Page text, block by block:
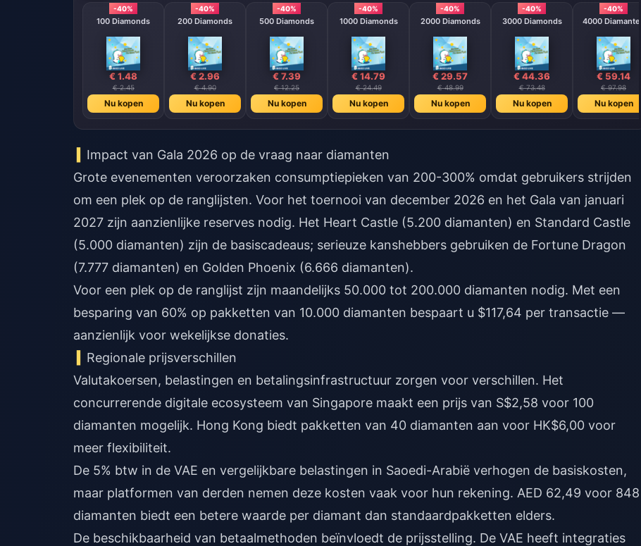
-40%
100 Diamonds
€ 1.48
€ 2.45
Nu kopen
-40%
200 Diamonds
€ 2.96
€ 4.90
Nu kopen
-40%
500 Diamonds
€ 7.39
€ 12.25
Nu kopen
-40%
1000 Diamonds
€ 14.79
€ 24.49
Nu kopen
-40%
2000 Diamonds
€ 29.57
€ 48.99
Nu kopen
-40%
3000 Diamonds
€ 44.36
€ 73.48
Nu kopen
-40%
4000 Diamanten
€ 59.14
€ 97.98
Nu kopen
Impact van Gala 2026 op de vraag naar diamanten
Grote evenementen veroorzaken consumptiepieken van 200-300% omdat gebruikers strijden
om een plek op de ranglijsten. Voor het toernooi van december 2026 en het Gala van januari
2027 zijn aanzienlijke reserves nodig. Het Heart Castle (5.200 diamanten) en Standard Castle
(5.000 diamanten) zijn de basiscadeaus; serieuze kanshebbers gebruiken de Fortune Dragon
(7.777 diamanten) en Golden Phoenix (6.666 diamanten).
Voor een plek op de ranglijst zijn maandelijks 50.000 tot 200.000 diamanten nodig. Met een
besparing van 60% op pakketten van 10.000 diamanten bespaart u $117,64 per transactie —
aanzienlijk voor wekelijkse donaties.
Regionale prijsverschillen
Valutakoersen, belastingen en betalingsinfrastructuur zorgen voor verschillen. Het
concurrerende digitale ecosysteem van Singapore maakt een prijs van S$2,58 voor 100
diamanten mogelijk. Hong Kong biedt pakketten van 40 diamanten aan voor HK$6,00 voor
meer flexibiliteit.
De 5% btw in de VAE en vergelijkbare belastingen in Saoedi-Arabië verhogen de basiskosten,
maar platformen van derden nemen deze kosten vaak voor hun rekening. AED 62,49 voor 848
diamanten biedt een betere waarde per diamant dan standaardpakketten elders.
De beschikbaarheid van betaalmethoden beïnvloedt de prijsstelling. De VAE heeft integraties